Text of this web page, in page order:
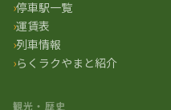
停車駅一覧
運賃表
列車情報
らくラクやまと紹介
観光・歴史